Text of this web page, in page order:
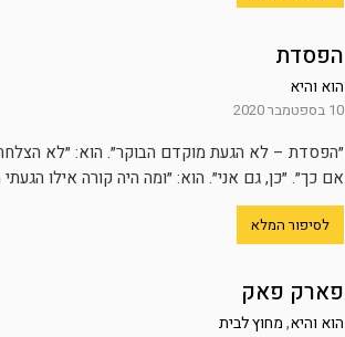
הפסדת
הוא והיא
10 בספטמבר 2020
״הפסדת – לא הגעת מוקדם הבוקר״. הוא: ״לא
אם כך״. ״כן, גם אני״. הוא: ״ומה היה קורה אילו
לסיפור המלא
פארק פאק
הוא והיא,מחוץ לבית